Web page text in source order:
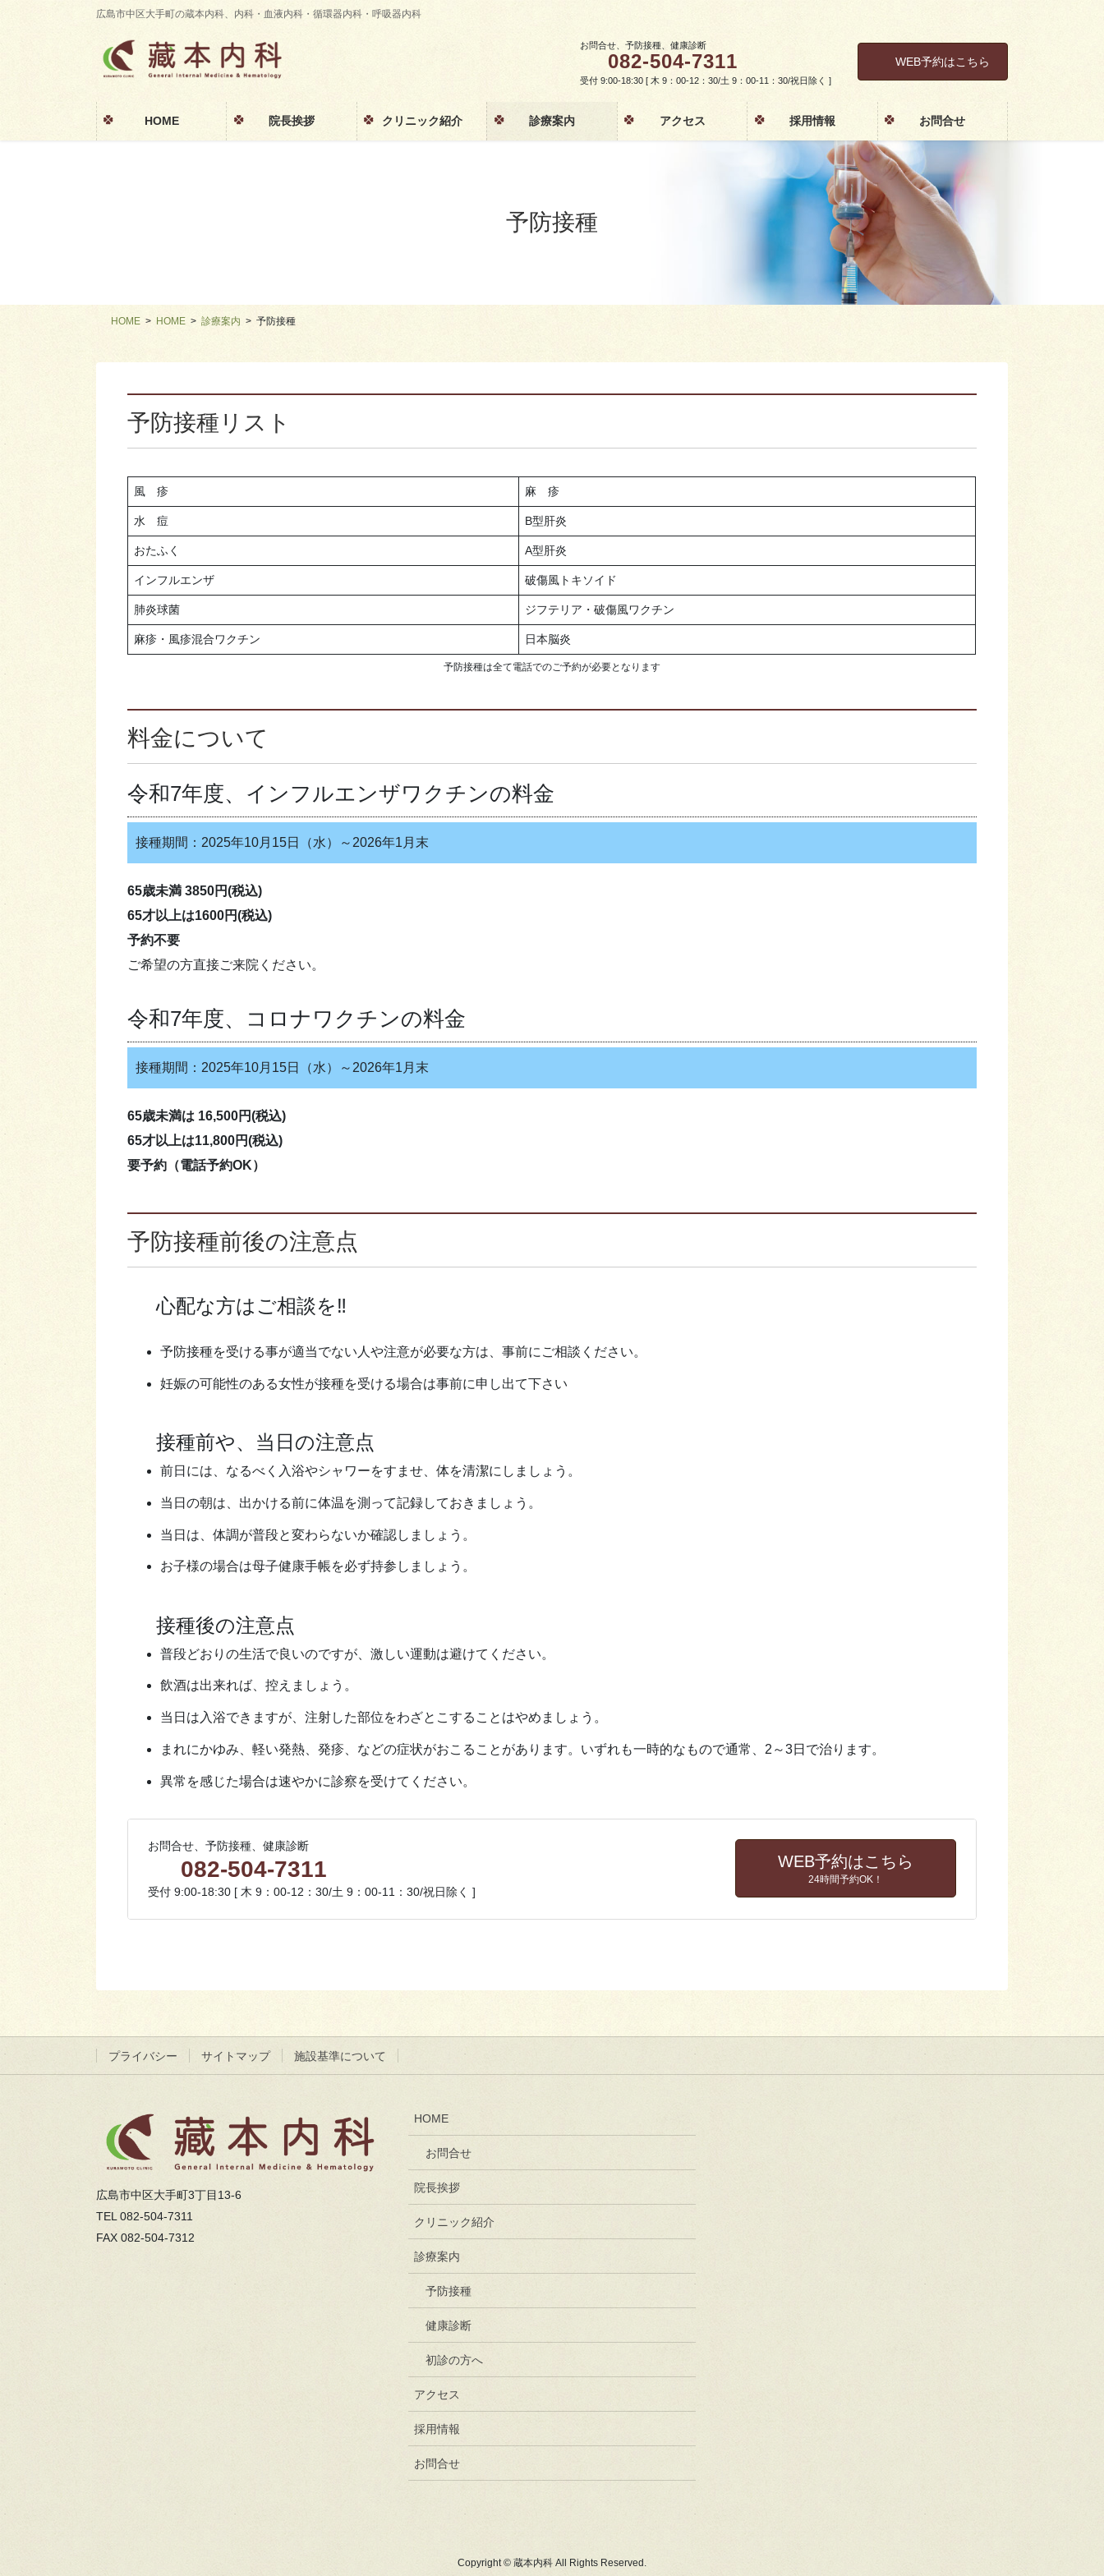
広島市中区大手町の蔵本内科、内科・血液内科・循環器内科・呼吸器内科
お問合せ、予防接種、健康診断
082-504-7311
受付 9:00-18:30 [ 木 9：00-12：30/土 9：00-11：30/祝日除く ]
WEB予約はこちら
HOME 院長挨拶 クリニック紹介 診療案内 アクセス 採用情報 お問合せ
予防接種
HOME HOME 診療案内 予防接種
予防接種リスト
風 疹 麻 疹
水 痘 B型肝炎
おたふく A型肝炎
インフルエンザ 破傷風トキソイド
肺炎球菌 ジフテリア・破傷風ワクチン
麻疹・風疹混合ワクチン 日本脳炎
予防接種は全て電話でのご予約が必要となります
料金について
令和7年度、インフルエンザワクチンの料金
接種期間：2025年10月15日（水）～2026年1月末
65歳未満 3850円(税込)
65才以上は1600円(税込)
予約不要
ご希望の方直接ご来院ください。
令和7年度、コロナワクチンの料金
接種期間：2025年10月15日（水）～2026年1月末
65歳未満は 16,500円(税込)
65才以上は11,800円(税込)
要予約（電話予約OK）
予防接種前後の注意点
心配な方はご相談を‼
予防接種を受ける事が適当でない人や注意が必要な方は、事前にご相談ください。
妊娠の可能性のある女性が接種を受ける場合は事前に申し出て下さい
接種前や、当日の注意点
前日には、なるべく入浴やシャワーをすませ、体を清潔にしましょう。
当日の朝は、出かける前に体温を測って記録しておきましょう。
当日は、体調が普段と変わらないか確認しましょう。
お子様の場合は母子健康手帳を必ず持参しましょう。
接種後の注意点
普段どおりの生活で良いのですが、激しい運動は避けてください。
飲酒は出来れば、控えましょう。
当日は入浴できますが、注射した部位をわざとこすることはやめましょう。
まれにかゆみ、軽い発熱、発疹、などの症状がおこることがあります。いずれも一時的なもので通常、2～3日で治ります。
異常を感じた場合は速やかに診察を受けてください。
お問合せ、予防接種、健康診断
082-504-7311
受付 9:00-18:30 [ 木 9：00-12：30/土 9：00-11：30/祝日除く ]
WEB予約はこちら
24時間予約OK！
プライバシー サイトマップ 施設基準について
広島市中区大手町3丁目13-6
TEL 082-504-7311
FAX 082-504-7312
HOME
お問合せ
院長挨拶
クリニック紹介
診療案内
予防接種
健康診断
初診の方へ
アクセス
採用情報
お問合せ
Copyright © 蔵本内科 All Rights Reserved.